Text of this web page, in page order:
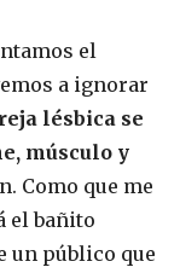
el
a ignorar
lésbica se
músculo y
Como que me
el bañito
un público que